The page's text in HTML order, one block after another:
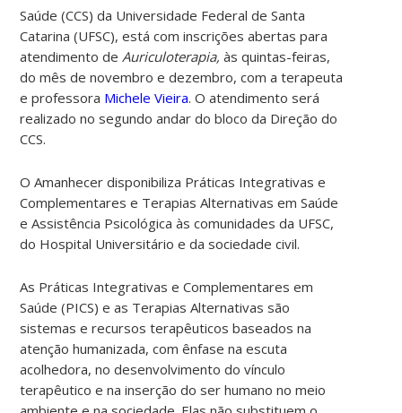
Saúde (CCS) da Universidade Federal de Santa
Catarina (UFSC), está com inscrições abertas para
atendimento de Auriculoterapia, às quintas-feiras,
do mês de novembro e dezembro, com a terapeuta
e professora Michele Vieira. O atendimento será
realizado no segundo andar do bloco da Direção do
CCS.
O Amanhecer disponibiliza Práticas Integrativas e
Complementares e Terapias Alternativas em Saúde
e Assistência Psicológica às comunidades da UFSC,
do Hospital Universitário e da sociedade civil.
As Práticas Integrativas e Complementares em
Saúde (PICS) e as Terapias Alternativas são
sistemas e recursos terapêuticos baseados na
atenção humanizada, com ênfase na escuta
acolhedora, no desenvolvimento do vínculo
terapêutico e na inserção do ser humano no meio